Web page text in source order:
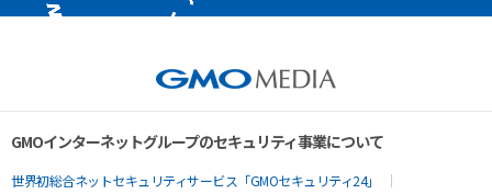
GMOインターネットグループのセキュリティ事業について
世界初総合ネットセキュリティサービス「GMOセキュリティ24」